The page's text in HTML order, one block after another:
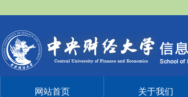
网站首页 关于我们